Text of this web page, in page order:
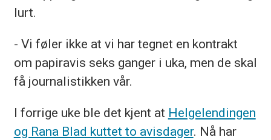
lurt.
- Vi føler ikke at vi har tegnet en kontrakt
om papiravis seks ganger i uka, men de skal
få journalistikken vår.
I forrige uke ble det kjent at Helgelendingen
og Rana Blad kuttet to avisdager. Nå har